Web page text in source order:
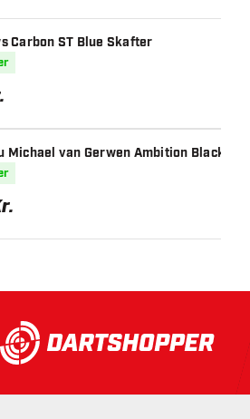
Carbon ST Blue Skafter
Michael van Gerwen Ambition Black
timer Gratisfragt ved køb over